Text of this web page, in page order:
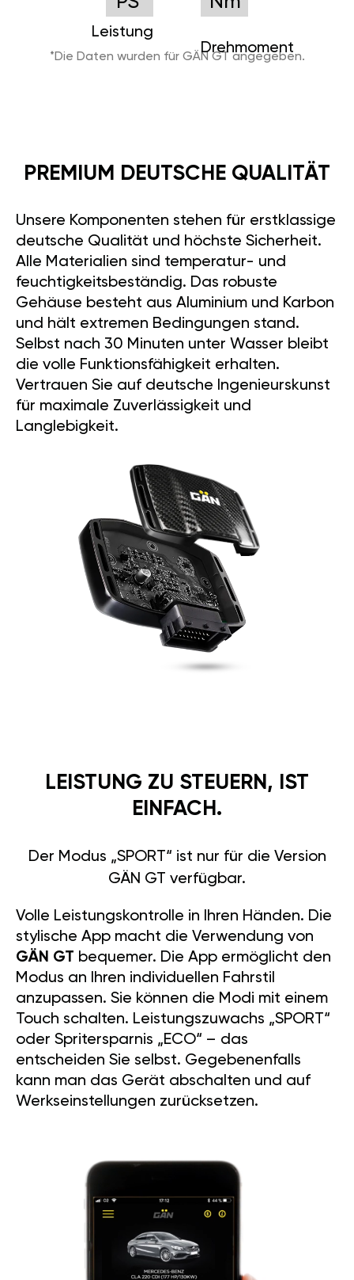
Leistung
Drehmoment
*Die Daten wurden für GÄN GT angegeben.
PREMIUM DEUTSCHE QUALITÄT
Unsere Komponenten stehen für erstklassige
deutsche Qualität und höchste Sicherheit.
Alle Materialien sind temperatur- und
feuchtigkeitsbeständig. Das robuste
Gehäuse besteht aus Aluminium und Karbon
und hält extremen Bedingungen stand.
Selbst nach 30 Minuten unter Wasser bleibt
die volle Funktionsfähigkeit erhalten.
Vertrauen Sie auf deutsche Ingenieurskunst
für maximale Zuverlässigkeit und
Langlebigkeit.
LEISTUNG ZU STEUERN, IST
EINFACH.
Der Modus „SPORT“ ist nur für die Version
GÄN GT verfügbar.
Volle Leistungskontrolle in Ihren Händen. Die
stylische App macht die Verwendung von
GÄN GT bequemer. Die App ermöglicht den
Modus an Ihren individuellen Fahrstil
anzupassen. Sie können die Modi mit einem
Touch schalten. Leistungszuwachs „SPORT“
oder Spritersparnis „ECO“ – das
entscheiden Sie selbst. Gegebenenfalls
kann man das Gerät abschalten und auf
Werkseinstellungen zurücksetzen.